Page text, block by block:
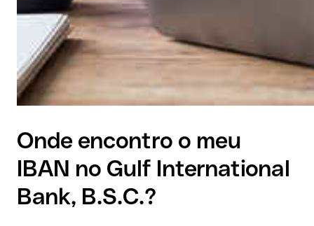
Onde encontro o meu
IBAN no Gulf International
Bank, B.S.C.?